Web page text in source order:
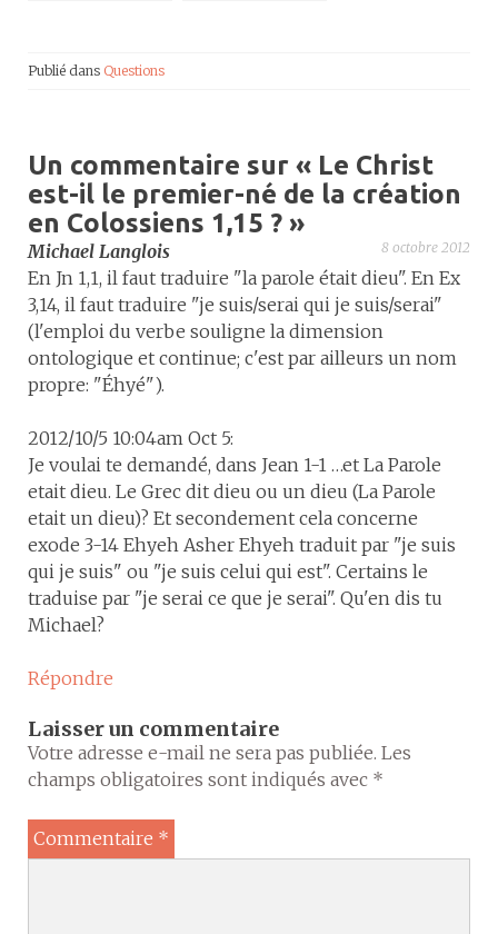
Publié dans Questions
Un commentaire sur « Le Christ
est-il le premier-né de la création
en Colossiens 1,15 ? »
Michael Langlois 8 octobre 2012
En Jn 1,1, il faut traduire "la parole était dieu". En Ex
3,14, il faut traduire "je suis/serai qui je suis/serai"
(l'emploi du verbe souligne la dimension
ontologique et continue; c'est par ailleurs un nom
propre: "Éhyé").
2012/10/5 10:04am Oct 5:
Je voulai te demandé, dans Jean 1-1 …et La Parole
etait dieu. Le Grec dit dieu ou un dieu (La Parole
etait un dieu)? Et secondement cela concerne
exode 3-14 Ehyeh Asher Ehyeh traduit par "je suis
qui je suis" ou "je suis celui qui est". Certains le
traduise par "je serai ce que je serai". Qu'en dis tu
Michael?
Répondre
Laisser un commentaire
Votre adresse e-mail ne sera pas publiée. Les
champs obligatoires sont indiqués avec *
Commentaire *